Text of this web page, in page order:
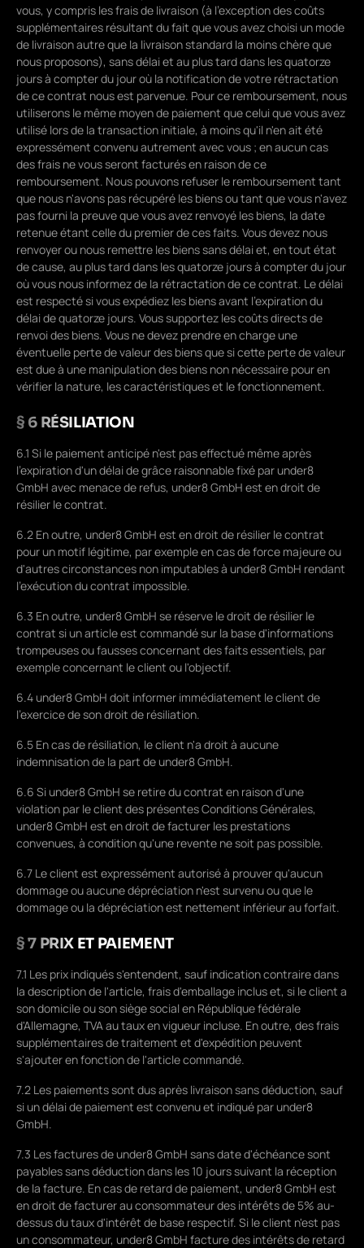
vous, y compris les frais de livraison (à l'exception des coûts
supplémentaires résultant du fait que vous avez choisi un mode
de livraison autre que la livraison standard la moins chère que
nous proposons), sans délai et au plus tard dans les quatorze
jours à compter du jour où la notification de votre rétractation
de ce contrat nous est parvenue. Pour ce remboursement, nous
utiliserons le même moyen de paiement que celui que vous avez
utilisé lors de la transaction initiale, à moins qu'il n'en ait été
expressément convenu autrement avec vous ; en aucun cas
des frais ne vous seront facturés en raison de ce
remboursement. Nous pouvons refuser le remboursement tant
que nous n'avons pas récupéré les biens ou tant que vous n'avez
pas fourni la preuve que vous avez renvoyé les biens, la date
retenue étant celle du premier de ces faits. Vous devez nous
renvoyer ou nous remettre les biens sans délai et, en tout état
de cause, au plus tard dans les quatorze jours à compter du jour
où vous nous informez de la rétractation de ce contrat. Le délai
est respecté si vous expédiez les biens avant l'expiration du
délai de quatorze jours. Vous supportez les coûts directs de
renvoi des biens. Vous ne devez prendre en charge une
éventuelle perte de valeur des biens que si cette perte de valeur
est due à une manipulation des biens non nécessaire pour en
vérifier la nature, les caractéristiques et le fonctionnement.
§ 6 RÉSILIATION
6.1 Si le paiement anticipé n'est pas effectué même après
l'expiration d'un délai de grâce raisonnable fixé par under8
GmbH avec menace de refus, under8 GmbH est en droit de
résilier le contrat.
6.2 En outre, under8 GmbH est en droit de résilier le contrat
pour un motif légitime, par exemple en cas de force majeure ou
d'autres circonstances non imputables à under8 GmbH rendant
l'exécution du contrat impossible.
6.3 En outre, under8 GmbH se réserve le droit de résilier le
contrat si un article est commandé sur la base d'informations
trompeuses ou fausses concernant des faits essentiels, par
exemple concernant le client ou l'objectif.
6.4 under8 GmbH doit informer immédiatement le client de
l'exercice de son droit de résiliation.
6.5 En cas de résiliation, le client n'a droit à aucune
indemnisation de la part de under8 GmbH.
6.6 Si under8 GmbH se retire du contrat en raison d'une
violation par le client des présentes Conditions Générales,
under8 GmbH est en droit de facturer les prestations
convenues, à condition qu'une revente ne soit pas possible.
6.7 Le client est expressément autorisé à prouver qu'aucun
dommage ou aucune dépréciation n'est survenu ou que le
dommage ou la dépréciation est nettement inférieur au forfait.
§ 7 PRIX ET PAIEMENT
7.1 Les prix indiqués s'entendent, sauf indication contraire dans
la description de l'article, frais d'emballage inclus et, si le client a
son domicile ou son siège social en République fédérale
d'Allemagne, TVA au taux en vigueur incluse. En outre, des frais
supplémentaires de traitement et d'expédition peuvent
s'ajouter en fonction de l'article commandé.
7.2 Les paiements sont dus après livraison sans déduction, sauf
si un délai de paiement est convenu et indiqué par under8
GmbH.
7.3 Les factures de under8 GmbH sans date d'échéance sont
payables sans déduction dans les 10 jours suivant la réception
de la facture. En cas de retard de paiement, under8 GmbH est
en droit de facturer au consommateur des intérêts de 5% au-
dessus du taux d'intérêt de base respectif. Si le client n'est pas
un consommateur, under8 GmbH facture des intérêts de retard